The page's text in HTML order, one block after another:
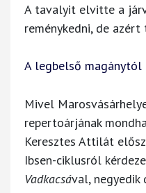
A tavalyit elvitte a
reménykedni, de azért
A legbelső magánytól
Mivel
repertoárjának
Keresztes Attilát
Ibsen-ciklusról
Vadkacsával, negyedik